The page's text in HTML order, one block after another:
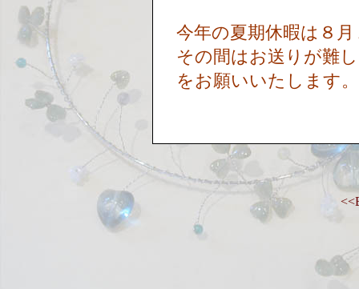
今年の夏期休暇は８
その間はお送りが難
をお願いいたします。